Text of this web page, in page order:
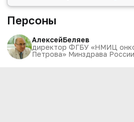
Персоны
АлексейБеляев
директор ФГБУ «НМИЦ
Петрова» Минздрава